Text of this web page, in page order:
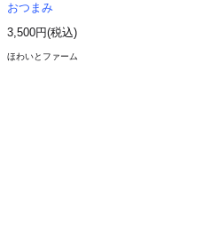
おつまみ
3,500円(税込)
ほわいとファーム